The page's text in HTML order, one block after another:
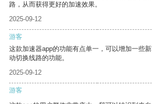
路，从而获得更好的加速效果。
2025-09-12
游客
这款加速器app的功能有点单一，可以增加一些
动切换线路的功能。
2025-09-12
游客